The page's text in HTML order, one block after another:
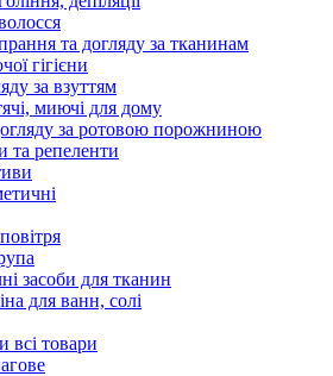
та догляду за тканинам
гігієни
за взуттям
миючі для дому
за ротовою порожниною
та репеленти
засоби для тканин
для ванн, солі
всі товари